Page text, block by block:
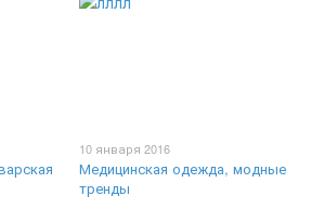
10 января 2016
Медицинская одежда, модные
тренды